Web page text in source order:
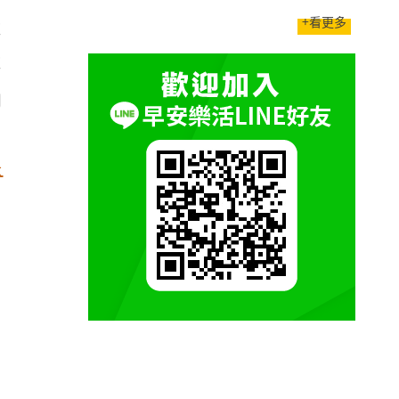
+看更多